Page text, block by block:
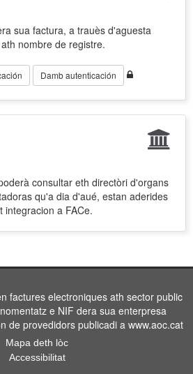
sua factura, a trauès d'aguesta
nombre de registre.
Damb autenticación
consultar eth directòri d'organs
qu'a dia d'aué, estan aderides
integracion a FACe.
factures electroniques ath sector public
e NIF dera sua enterpresa
de provedidors publicadi a www.aoc.cat
Mapa deth lòc
Accessibilitat